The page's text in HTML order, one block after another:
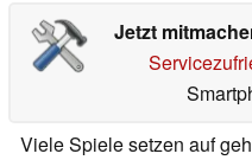
Jetzt
Viele Spiele setzen auf